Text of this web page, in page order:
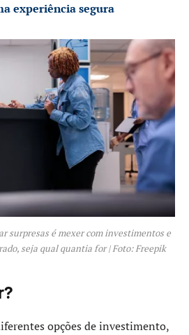
experiência segura
surpresas é mexer com investimentos e
seja qual quantia for | Foto: Freepik
opções de investimento,